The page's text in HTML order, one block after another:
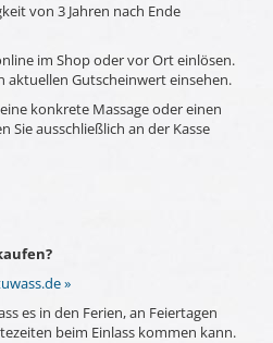
von 3 Jahren nach Ende
im Shop oder vor Ort einlösen.
aktuellen Gutscheinwert einsehen.
konkrete Massage oder einen
ausschließlich an der Kasse
»
es in den Ferien, an Feiertagen
beim Einlass kommen kann.